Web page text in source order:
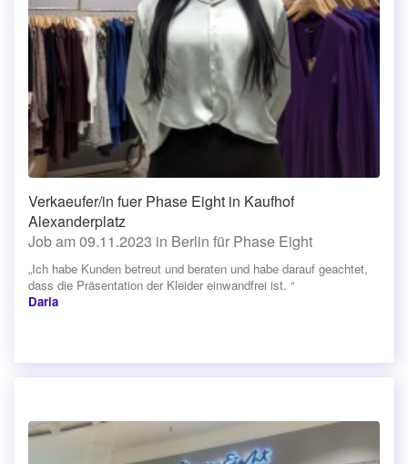
Verkaeufer/in fuer Phase Eight in Kaufhof
Alexanderplatz
Job am 09.11.2023 in Berlin für Phase Eight
„Ich habe Kunden betreut und beraten und habe darauf geachtet,
dass die Präsentation der Kleider einwandfrei ist. “
Daria